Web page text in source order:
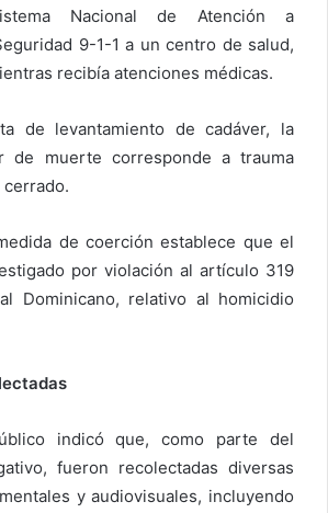
Nacional de Atención a
9-1-1 a un centro de salud,
recibía atenciones médicas.
de levantamiento de cadáver, la
de muerte corresponde a trauma
de coerción establece que el
por violación al artículo 319
Dominicano, relativo al homicidio
indicó que, como parte del
fueron recolectadas diversas
y audiovisuales, incluyendo